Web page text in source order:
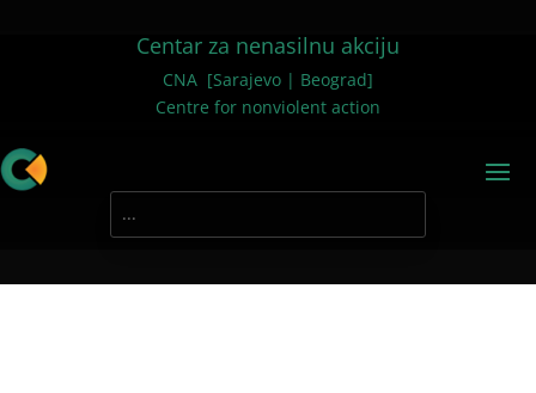
Centar za nenasilnu akciju
CNA [Sarajevo | Beograd]
Centre for nonviolent action